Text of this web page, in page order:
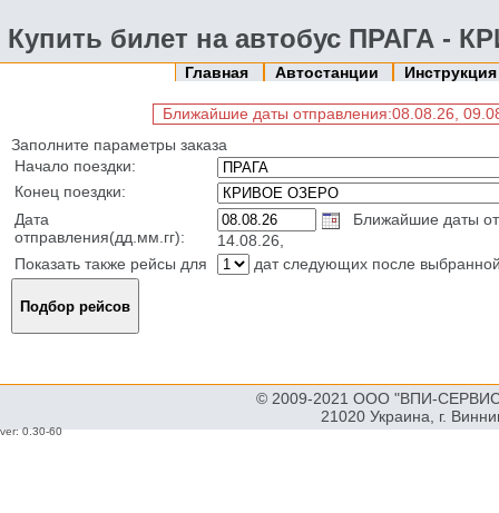
Купить билет на автобус ПРАГА -
Главная Автостанции
Ближайшие даты отправления:08.08.26,
Заполните параметры заказа
Начало поездки:
Конец поездки:
Дата
отправления(дд.мм.гг):
Ближайшие даты
14.08.26,
Показать также рейсы для
дат следующих после
© 2009-2021 ООО "ВПИ-
21020 Украина, г.
ver: 0.30-60